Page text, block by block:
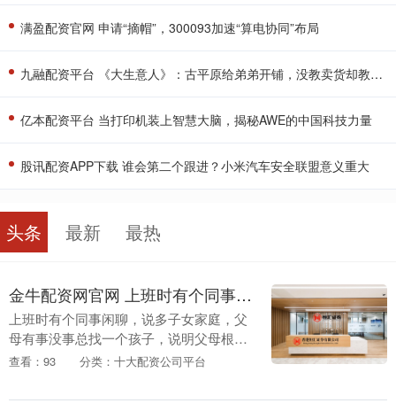
满盈配资官网 申请“摘帽”，300093加速“算电协同”布局
九融配资平台 《大生意人》：古平原给弟弟开铺，没教卖货却教听声赚钱，第一单就狂赚几千两
亿本配资平台 当打印机装上智慧大脑，揭秘AWE的中国科技力量
股讯配资APP下载 谁会第二个跟进？小米汽车安全联盟意义重大
头条 最新 最热
金牛配资网官网 上班时有个同事闲聊，说多子女家庭，父母有事没事总找一个孩子，说明父母
上班时有个同事闲聊，说多子女家庭，父
母有事没事总找一个孩子，说明父母根本
就不爱这个孩子，若是爱这个孩子，就会
子添麻烦。 同事....
查看：93 分类：十大配资公司平台